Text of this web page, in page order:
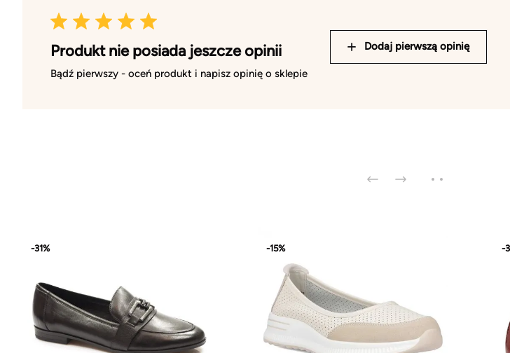
Produkt nie posiada jeszcze opinii
Bądź pierwszy - oceń produkt i napisz opinię o sklepie
Dodaj pierwszą opinię
-31% -15% -